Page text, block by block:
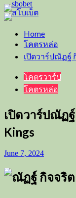
Home
โคตรหล่อ
เปิดวาร์ปณัฏฐ์
โคตรวาร์ป
โคตรหล่อ
เปิดวาร์ปณัฏ
Kings
June 7, 2024